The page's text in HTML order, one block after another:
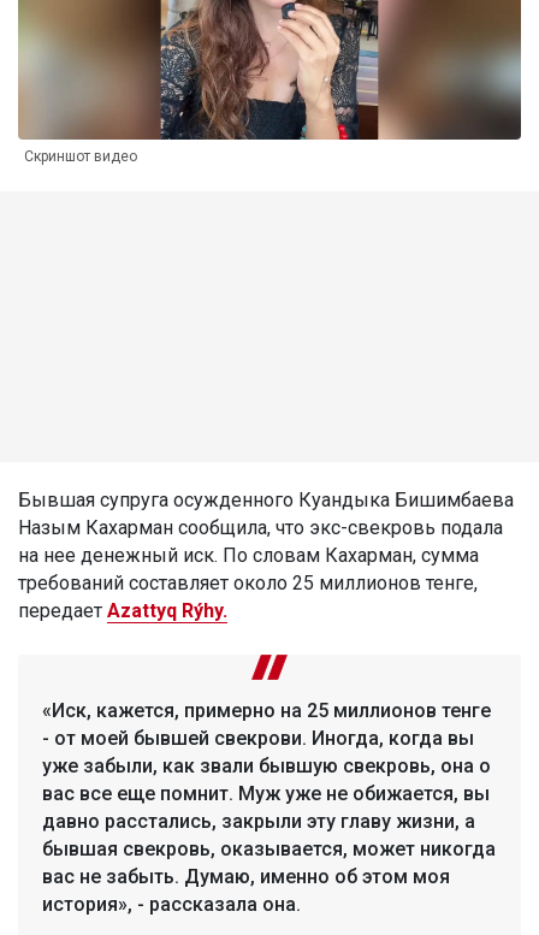
Скриншот видео
Бывшая супруга осужденного Куандыка Бишимбаева
Назым Кахарман сообщила, что экс-свекровь подала
на нее денежный иск. По словам Кахарман, сумма
требований составляет около 25 миллионов тенге,
передает Azattyq Rýhy.
«Иск, кажется, примерно на 25 миллионов тенге
- от моей бывшей свекрови. Иногда, когда вы
уже забыли, как звали бывшую свекровь, она о
вас все еще помнит. Муж уже не обижается, вы
давно расстались, закрыли эту главу жизни, а
бывшая свекровь, оказывается, может никогда
вас не забыть. Думаю, именно об этом моя
история», - рассказала она.